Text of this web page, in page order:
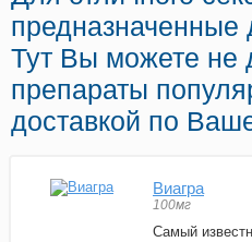
предназначенные
Тут Вы можете не
препараты
доставкой по
Виагра
100мг
Самый